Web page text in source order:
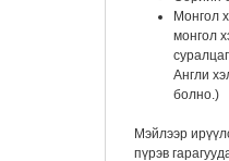
Монгол
монгол
Англи
болно.)
Мэйлээр
пүрэв